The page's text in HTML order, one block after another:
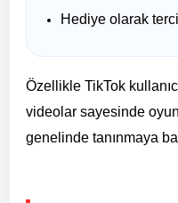
Hediye olarak
Özellikle TikTok
videolar sayesinde
genelinde tanınmaya